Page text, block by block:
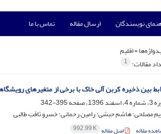
نویسندگان ارسال مقاله تماس با ما
=اقلیم
مقالات: 1
بین ذخیره کربن آلی خاک با برخی از متغیرهای
1396، صفحه
395-342
مصلحی؛ هاشم حبشی؛ رامین رحمانی؛ خسرو ثاقب طالبی
مقاله اصل مقاله 992.99 K